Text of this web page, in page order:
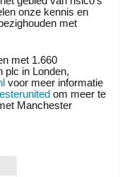
onze kennis en
met
met 1.660
plc in Londen,
voor meer informatie
om meer te
Manchester